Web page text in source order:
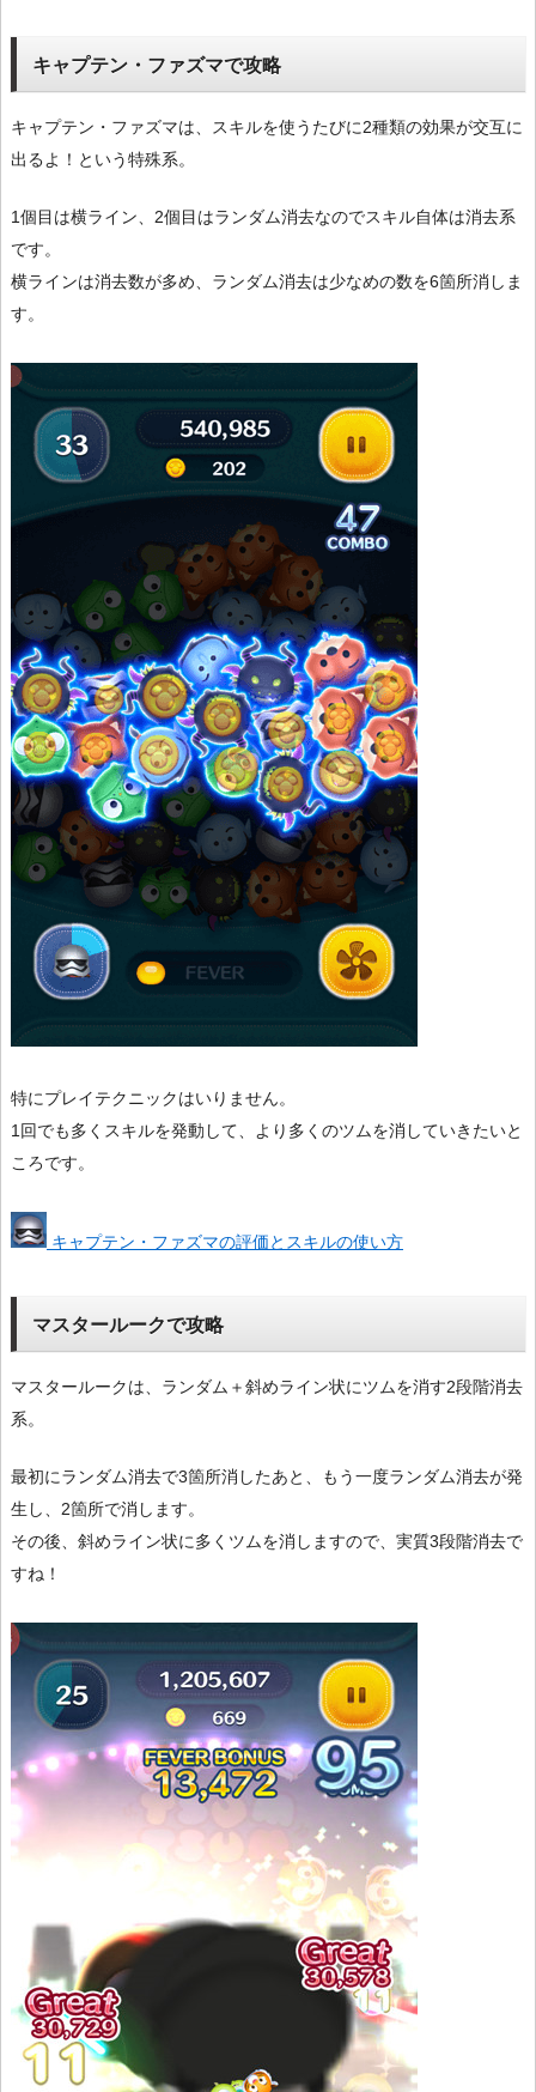
キャプテン・ファズマで攻略
キャプテン・ファズマは、スキルを使うたびに2種類の効果が交互に
出るよ！という特殊系。
1個目は横ライン、2個目はランダム消去なのでスキル自体は消去系
です。
横ラインは消去数が多め、ランダム消去は少なめの数を6箇所消しま
す。
特にプレイテクニックはいりません。
1回でも多くスキルを発動して、より多くのツムを消していきたいと
ころです。
キャプテン・ファズマの評価とスキルの使い方
マスタールークで攻略
マスタールークは、ランダム＋斜めライン状にツムを消す2段階消去
系。
最初にランダム消去で3箇所消したあと、もう一度ランダム消去が発
生し、2箇所で消します。
その後、斜めライン状に多くツムを消しますので、実質3段階消去で
すね！